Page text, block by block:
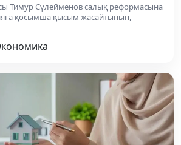
Тимур Сүлейменов салық реформасына
қосымша қысым жасайтынын,